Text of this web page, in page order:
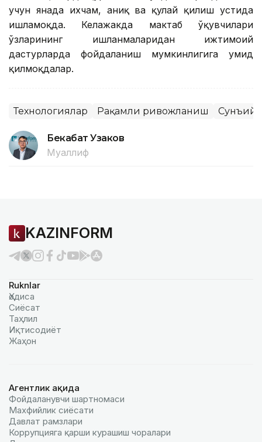
учун янада ихчам, аниқ ва қулай қилиш устида
ишламоқда. Келажакда мактаб ўқувчилари
ўзларининг ишланмаларидан ижтимоий
дастурларда фойдаланиш мумкинлигига умид
қилмоқдалар.
Технологиялар Рақамли ривожланиш Сунъий
Бекабат Узаков
Муаллиф
KAZINFORM
Ruknlar
Ҳодиса
Сиёсат
Таҳлил
Иқтисодиёт
Жаҳон
Агентлик ҳақида
Фойдаланувчи шартномаси
Махфийлик сиёсати
Давлат рамзлари
Коррупцияга қарши курашиш чоралари